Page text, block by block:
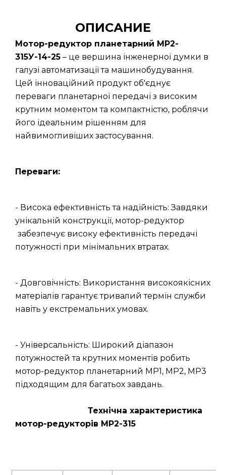
ОПИСАНИЕ
Мотор-редуктор планетарний МР2-
315У-14-25 – це вершина інженерної думки в
галузі автоматизації та машинобудування.
Цей інноваційний продукт об'єднує
переваги планетарної передачі з високим
крутним моментом та компактністю, роблячи
його ідеальним рішенням для
найвимогливіших застосування.
Переваги:
- Висока ефективність та надійність: Завдяки
унікальній конструкції, мотор-редуктор
забезпечує високу ефективність передачі
потужності при мінімальних втратах.
- Довговічність: Використання високоякісних
матеріалів гарантує тривалий термін служби
навіть у екстремальних умовах.
- Універсальність: Широкий діапазон
потужностей та крутних моментів робить
мотор-редуктор планетарний МР1, МР2, МР3
підходящим для багатьох завдань.
Технічна характеристика
мотор-редукторів МР2-315